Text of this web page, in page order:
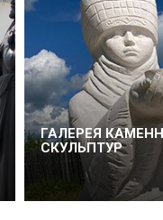
ГАЛЕРЕЯ
СКУЛЬПТУР